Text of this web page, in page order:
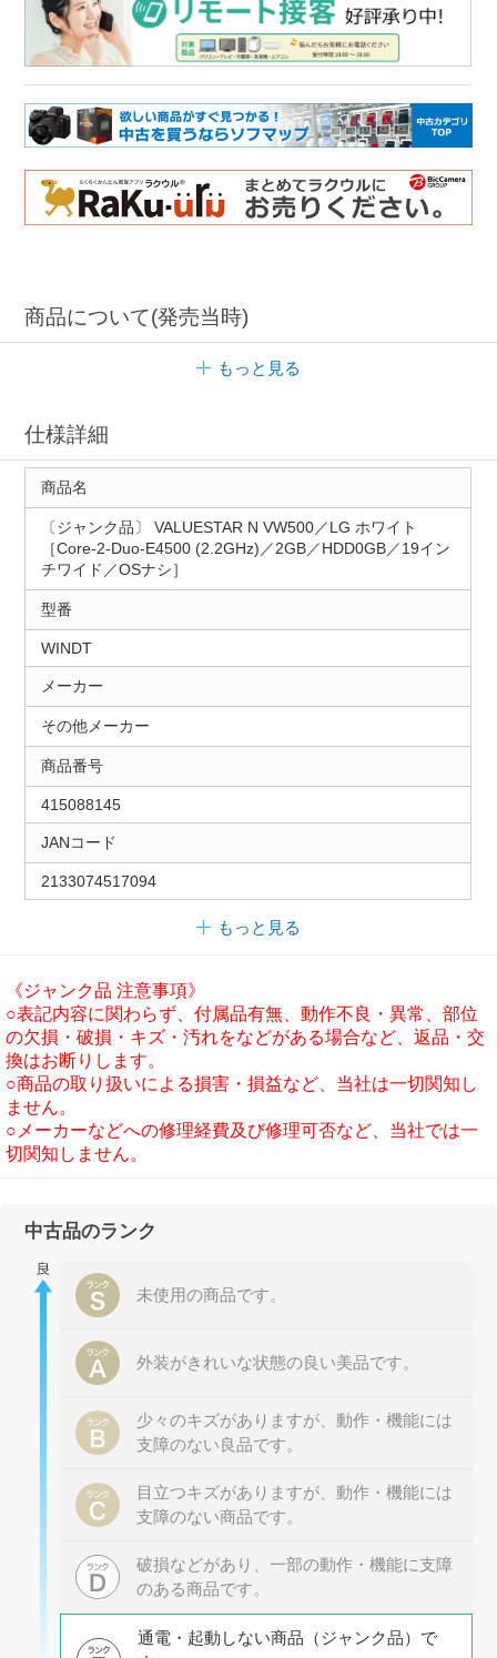
商品について(発売当時)
もっと見る
仕様詳細
商品名
〔ジャンク品〕 VALUESTAR N VW500／LG ホワイト
［Core-2-Duo-E4500 (2.2GHz)／2GB／HDD0GB／19イン
チワイド／OSナシ］
型番
WINDT
メーカー
その他メーカー
商品番号
415088145
JANコード
2133074517094
もっと見る
《ジャンク品 注意事項》
○表記内容に関わらず、付属品有無、動作不良・異常、部位
の欠損・破損・キズ・汚れをなどがある場合など、返品・交
換はお断りします。
○商品の取り扱いによる損害・損益など、当社は一切関知し
ません。
○メーカーなどへの修理経費及び修理可否など、当社では一
切関知しません。
中古品のランク
未使用の商品です。
外装がきれいな状態の良い美品です。
少々のキズがありますが、動作・機能には
支障のない良品です。
目立つキズがありますが、動作・機能には
支障のない商品です。
破損などがあり、一部の動作・機能に支障
のある商品です。
通電・起動しない商品（ジャンク品）で